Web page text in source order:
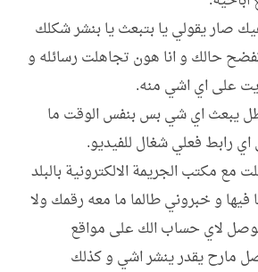
يا بتبعث يا بنشر شكلك
انا هون تجاهلت رسائله و
اشي منه.
شي بس بنفس الوقت ما
شغال للفيديو.
الالكترونية بالبلد
طالما ما معه رقمك ولا
الك على مواقع
ينشر اشي و كذلك